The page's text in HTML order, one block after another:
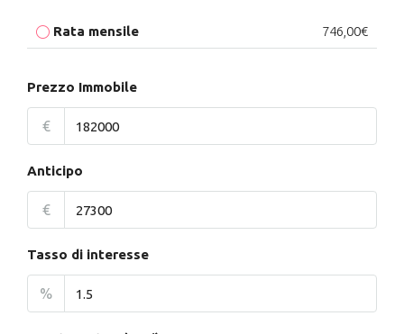
Rata mensile 746,00€
Prezzo Immobile
€
Anticipo
€
Tasso di interesse
%